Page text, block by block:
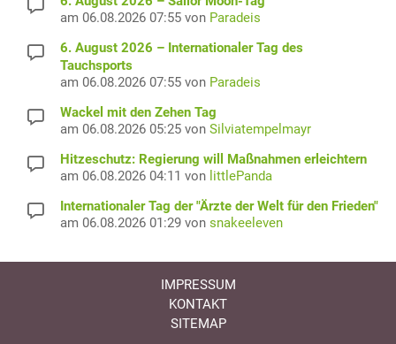
am 06.08.2026 07:55 von Paradeis
6. August 2026 – Internationaler Tag des
Tauchsports
am 06.08.2026 07:55 von Paradeis
Wackel mit den Zehen Tag
am 06.08.2026 05:25 von Silviatempelmayr
Hitzeschutz: Regierung will Maßnahmen erleichtern
am 06.08.2026 04:11 von littlePanda
Internationaler Tag der "Ärzte der Welt für den Frieden"
am 06.08.2026 01:29 von snakeeleven
IMPRESSUM
KONTAKT
SITEMAP